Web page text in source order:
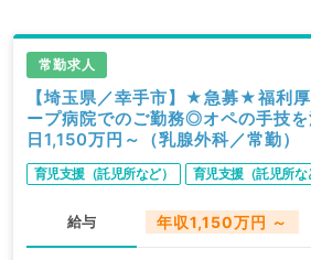
常勤求人
【埼玉県／幸手市】★急募★福利
ープ病院でのご勤務◎オペの手技
日1,150万円～（乳腺外科／常勤）
育児支援（託児所など） 育児支援（託児所な
給与 年収1,150万円 ～